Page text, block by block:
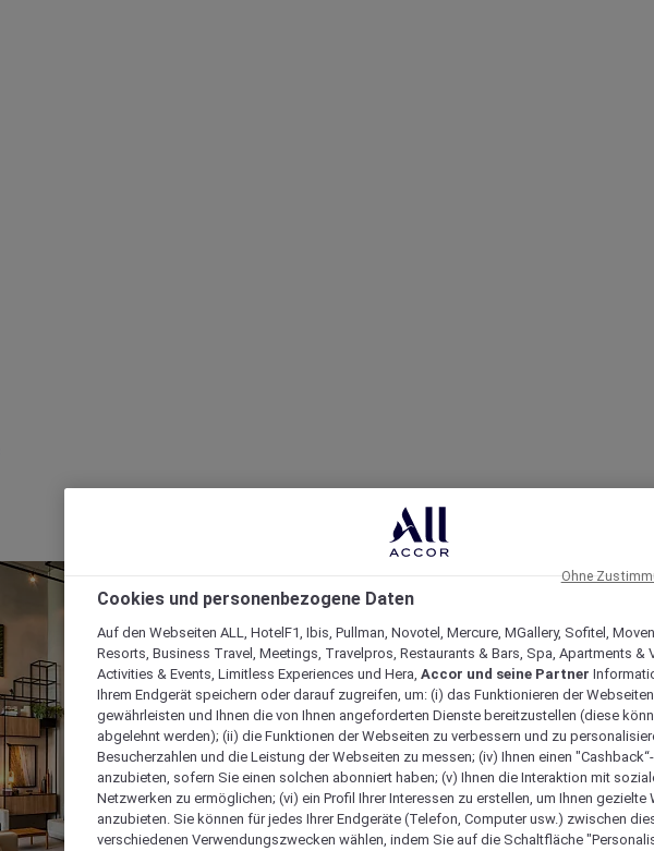
Cookies und personenbezogene Daten
Auf den Webseiten ALL, HotelF1, Ibis, Pullman, Novotel, Mercure, MGallery, Sofitel,
Resorts, Business Travel, Meetings, Travelpros, Restaurants & Bars, Spa, Apartments &
Activities & Events, Limitless Experiences und Hera, Accor und seine Partner
Ihrem Endgerät speichern oder darauf zugreifen, um: (i) das Funktionieren der
gewährleisten und Ihnen die von Ihnen angeforderten Dienste bereitzustellen (diese
abgelehnt werden); (ii) die Funktionen der Webseiten zu verbessern und zu
Besucherzahlen und die Leistung der Webseiten zu messen; (iv) Ihnen einen
anzubieten, sofern Sie einen solchen abonniert haben; (v) Ihnen die Interaktion mit
Netzwerken zu ermöglichen; (vi) ein Profil Ihrer Interessen zu erstellen, um Ihnen gezielte
anzubieten. Sie können für jedes Ihrer Endgeräte (Telefon, Computer usw.) zwischen
verschiedenen Verwendungszwecken wählen, indem Sie auf die Schaltfläche
Ohne